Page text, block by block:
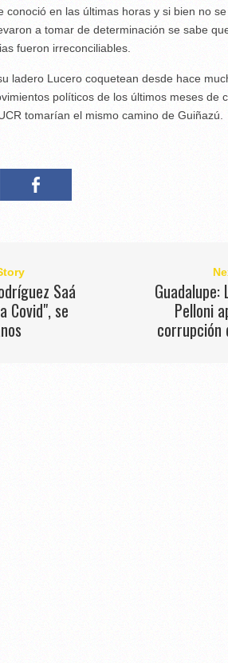
conoció en las últimas horas y si bien no
a tomar de determinación se sabe
fueron irreconciliables.
ladero Lucero coquetean desde hace
políticos de los últimos meses de
tomarían el mismo camino de Guiñazú.
Saá
Covid", se
Pelloni
corrupción